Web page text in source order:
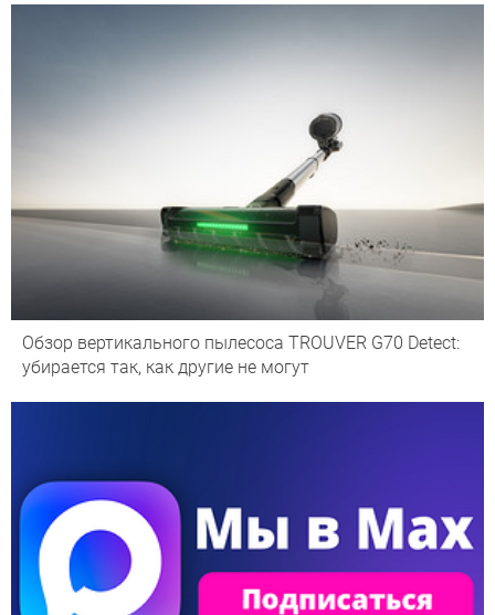
Обзор вертикального пылесоса TROUVER G70 Detect:
убирается так, как другие не могут